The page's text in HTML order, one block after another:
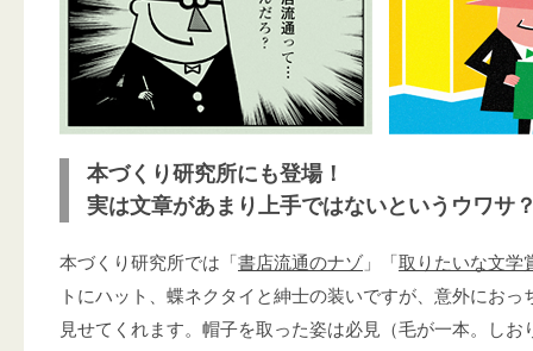
本づくり研究所にも登場！
実は文章があまり上手ではないというウワサ
本づくり研究所では「書店流通のナゾ 」「取りたいな文学
トにハット、蝶ネクタイと紳士の装いですが、意外におっ
見せてくれます。帽子を取った姿は必見（毛が一本。しお